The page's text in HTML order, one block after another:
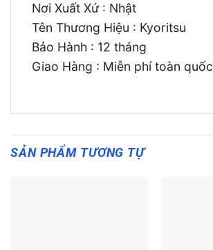
Nơi Xuất Xứ : Nhật
Tên Thương Hiệu : Kyoritsu
Bảo Hành : 12 tháng
Giao Hàng : Miễn phí toàn quốc
SẢN PHẨM TƯƠNG TỰ